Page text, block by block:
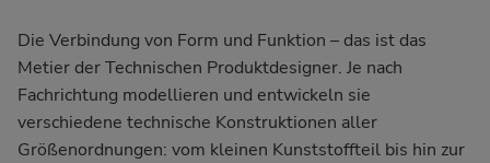
Die Verbindung von Form und Funktion – das ist das
Metier der Technischen Produktdesigner. Je nach
Fachrichtung modellieren und entwickeln sie
verschiedene technische Konstruktionen aller
Größenordnungen: vom kleinen Kunststoffteil bis hin zur